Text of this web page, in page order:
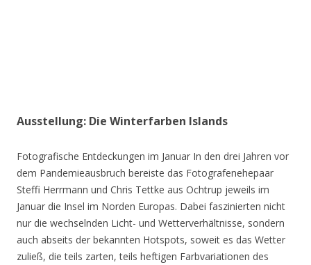
Ausstellung: Die Winterfarben Islands
Fotografische Entdeckungen im Januar In den drei Jahren vor
dem Pandemieausbruch bereiste das Fotografenehepaar
Steffi Herrmann und Chris Tettke aus Ochtrup jeweils im
Januar die Insel im Norden Europas. Dabei faszinierten nicht
nur die wechselnden Licht- und Wetterverhältnisse, sondern
auch abseits der bekannten Hotspots, soweit es das Wetter
zuließ, die teils zarten, teils heftigen Farbvariationen des